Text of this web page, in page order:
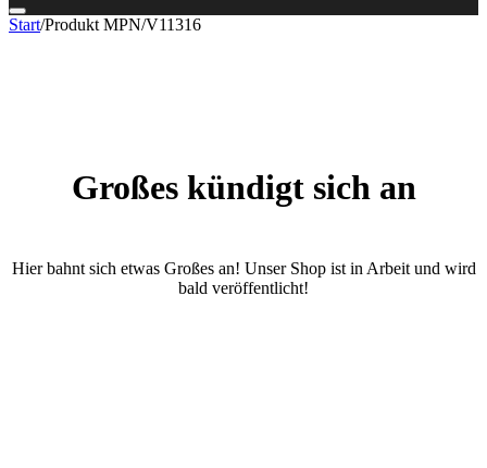
Start/Produkt MPN/V11316
Großes kündigt sich an
Hier bahnt sich etwas Großes an! Unser Shop ist in Arbeit und wird
bald veröffentlicht!